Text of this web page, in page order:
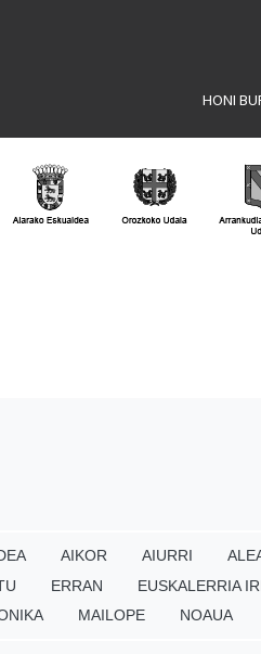
HONI
AIKOR AIURRI
ERRAN EUSKALERRIA
MAILOPE NOAUA